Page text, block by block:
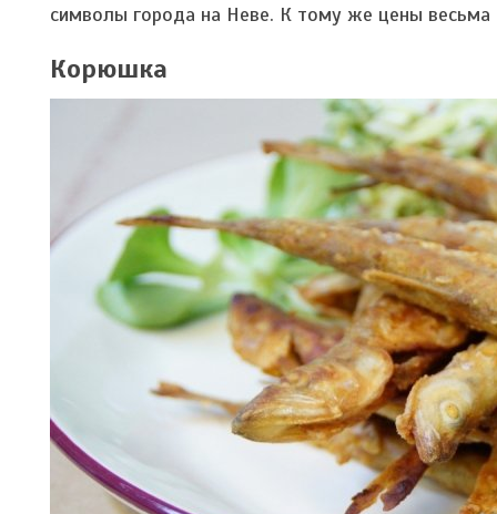
символы города на Неве. К тому же цены весьма
Корюшка